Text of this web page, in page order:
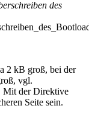
des
2 kB groß, bei der
vgl.
Mit der Direktive
Seite sein.